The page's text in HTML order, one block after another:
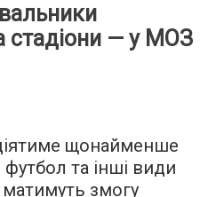
стадіони — у МОЗ
щонайменше
та інші види
матимуть змогу